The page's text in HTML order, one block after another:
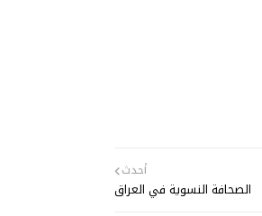
أحدث
الصحافة النسوية في العراق